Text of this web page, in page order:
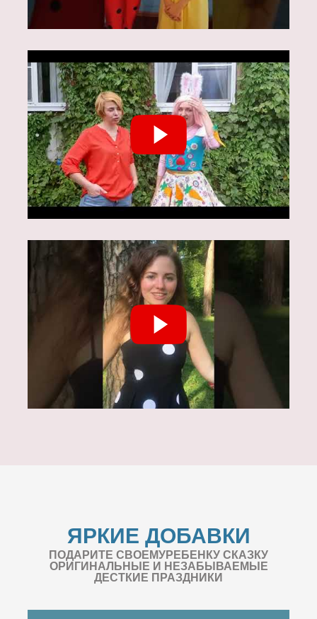
ЯРКИЕ ДОБАВКИ
ПОДАРИТЕ СВОЕМУРЕБЕНКУ СКАЗКУ
ОРИГИНАЛЬНЫЕ И НЕЗАБЫВАЕМЫЕ
ДЕСТКИЕ ПРАЗДНИКИ